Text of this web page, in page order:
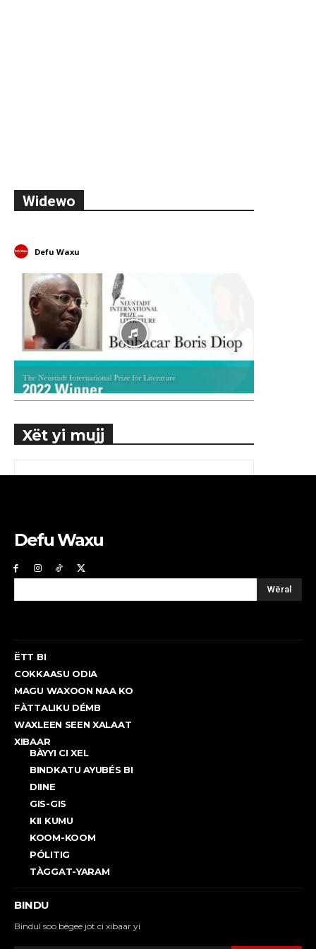
Widewo
Defu Waxu
Xët yi mujj
Defu Waxu
Wëral
ËTT BI
COKKAASU ODIA
MAGU WAXOON NAA KO
FÀTTALIKU DÉMB
WAXLEEN SEEN XALAAT
XIBAAR
BÀYYI CI XEL
BINDKATU AYUBÉS BI
DIINE
GIS-GIS
KII KUMU
KOOM-KOOM
PÓLITIG
TÀGGAT-YARAM
BINDU
Bindul soo bëgee jot ci xibaar yi